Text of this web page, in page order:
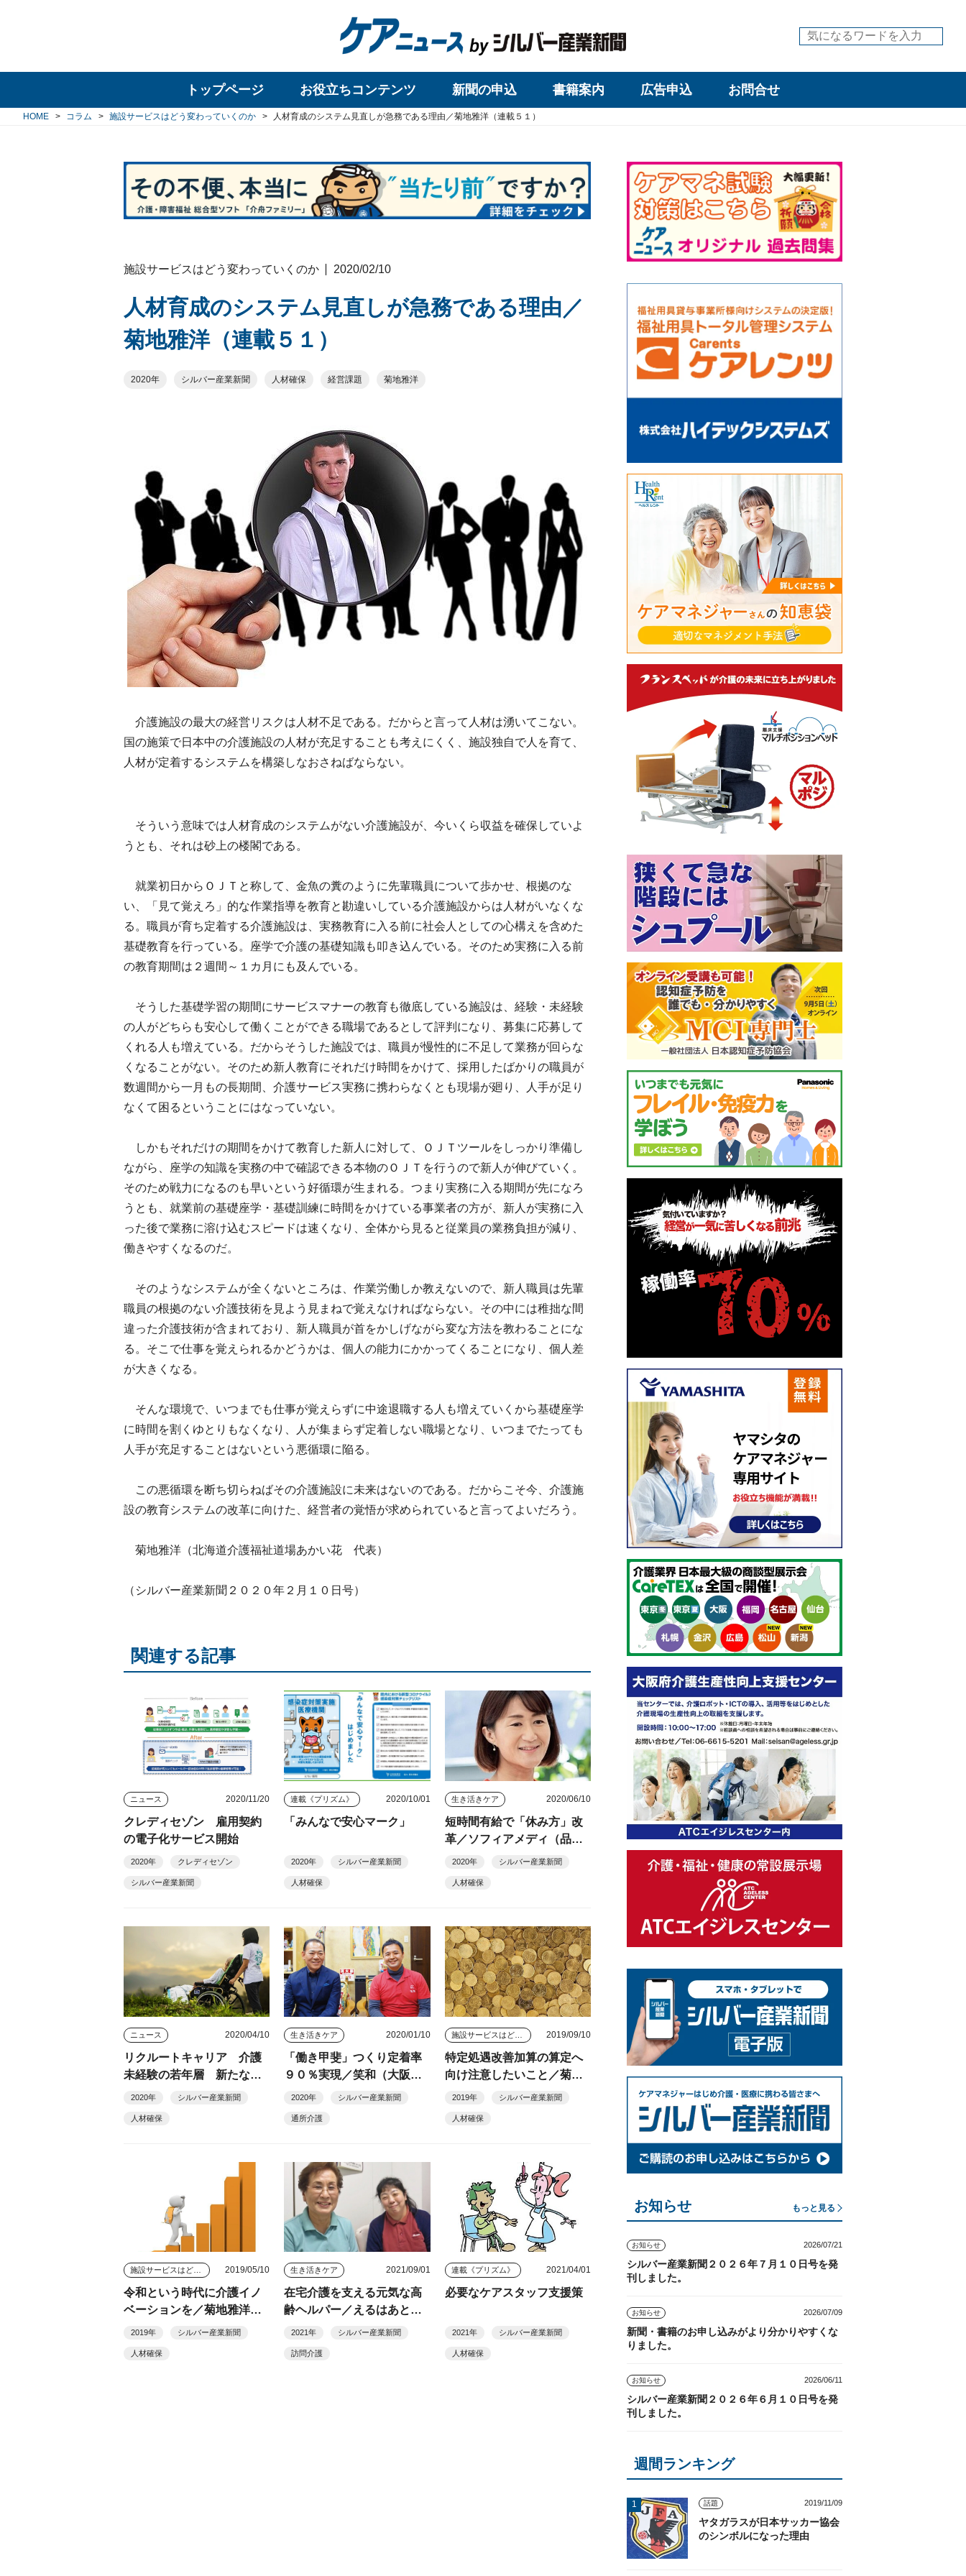
トップページ お役立ちコンテンツ 新聞の申込 書籍案内 広告申込 お問合せ
HOME コラム 施設サービスはどう変わっていくのか 人材育成のシステム見直しが急務である理由／菊地雅洋（連載５１）
施設サービスはどう変わっていくのか 2020/02/10
人材育成のシステム見直しが急務である理由／
菊地雅洋（連載５１）
2020年 シルバー産業新聞 人材確保 経営課題 菊地雅洋
介護施設の最大の経営リスクは人材不足である。だからと言って人材は湧いてこない。
国の施策で日本中の介護施設の人材が充足することも考えにくく、施設独自で人を育て、
人材が定着するシステムを構築しなおさねばならない。
そういう意味では人材育成のシステムがない介護施設が、今いくら収益を確保していよ
うとも、それは砂上の楼閣である。
就業初日からＯＪＴと称して、金魚の糞のように先輩職員について歩かせ、根拠のな
い、「見て覚えろ」的な作業指導を教育と勘違いしている介護施設からは人材がいなくな
る。職員が育ち定着する介護施設は、実務教育に入る前に社会人としての心構えを含めた
基礎教育を行っている。座学で介護の基礎知識も叩き込んでいる。そのため実務に入る前
の教育期間は２週間～１カ月にも及んでいる。
そうした基礎学習の期間にサービスマナーの教育も徹底している施設は、経験・未経験
の人がどちらも安心して働くことができる職場であるとして評判になり、募集に応募して
くれる人も増えている。だからそうした施設では、職員が慢性的に不足して業務が回らな
くなることがない。そのため新人教育にそれだけ時間をかけて、採用したばかりの職員が
数週間から一月もの長期間、介護サービス実務に携わらなくとも現場が廻り、人手が足り
なくて困るということにはなっていない。
しかもそれだけの期間をかけて教育した新人に対して、ＯＪＴツールをしっかり準備し
ながら、座学の知識を実務の中で確認できる本物のＯＪＴを行うので新人が伸びていく。
そのため戦力になるのも早いという好循環が生まれる。つまり実務に入る期間が先になろ
うとも、就業前の基礎座学・基礎訓練に時間をかけている事業者の方が、新人が実務に入
った後で業務に溶け込むスピードは速くなり、全体から見ると従業員の業務負担が減り、
働きやすくなるのだ。
そのようなシステムが全くないところは、作業労働しか教えないので、新人職員は先輩
職員の根拠のない介護技術を見よう見まねで覚えなければならない。その中には稚拙な間
違った介護技術が含まれており、新人職員が首をかしげながら変な方法を教わることにな
る。そこで仕事を覚えられるかどうかは、個人の能力にかかってくることになり、個人差
が大きくなる。
そんな環境で、いつまでも仕事が覚えらずに中途退職する人も増えていくから基礎座学
に時間を割くゆとりもなくなり、人が集まらず定着しない職場となり、いつまでたっても
人手が充足することはないという悪循環に陥る。
この悪循環を断ち切らねばその介護施設に未来はないのである。だからこそ今、介護施
設の教育システムの改革に向けた、経営者の覚悟が求められていると言ってよいだろう。
菊地雅洋（北海道介護福祉道場あかい花 代表）
（シルバー産業新聞２０２０年２月１０日号）
関連する記事
ニュース 2020/11/20
クレディセゾン 雇用契約
の電子化サービス開始
2020年 クレディセゾン
シルバー産業新聞
連載《プリズム》 2020/10/01
「みんなで安心マーク」
2020年 シルバー産業新聞
人材確保
生き活きケア 2020/06/10
短時間有給で「休み方」改
革／ソフィアメディ（品川
区）
2020年 シルバー産業新聞
人材確保
ニュース 2020/04/10
リクルートキャリア 介護
未経験の若年層 新たな人
材に
2020年 シルバー産業新聞
人材確保
生き活きケア 2020/01/10
「働き甲斐」つくり定着率
９０％実現／笑和（大阪
市）
2020年 シルバー産業新聞
通所介護
施設サービスはどう変わっていくのか 2019/09/10
特定処遇改善加算の算定へ
向け注意したいこと／菊地
雅洋（連載４６）
2019年 シルバー産業新聞
人材確保
2019/05/10
令和という時代に介護イノ
ベーションを／菊地雅洋
（連載４２）
2019年 シルバー産業新聞
人材確保
生き活きケア 2021/09/01
在宅介護を支える元気な高
齢ヘルパー／えるはあとケ
アセンター（目黒区）
2021年 シルバー産業新聞
訪問介護
連載《プリズム》 2021/04/01
必要なケアスタッフ支援策
2021年 シルバー産業新聞
人材確保
お知らせ もっと見る
お知らせ 2026/07/21
シルバー産業新聞２０２６年７月１０日号を発
刊しました。
お知らせ 2026/07/09
新聞・書籍のお申し込みがより分かりやすくな
りました。
お知らせ 2026/06/11
シルバー産業新聞２０２６年６月１０日号を発
刊しました。
週間ランキング
話題 2019/11/09
ヤタガラスが日本サッカー協会
のシンボルになった理由